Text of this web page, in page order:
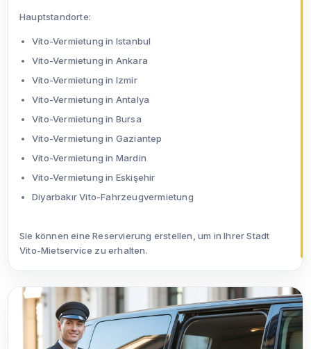
Hauptstandorte:
Vito-Vermietung in Istanbul
Vito-Vermietung in Ankara
Vito-Vermietung in Izmir
Vito-Vermietung in Antalya
Vito-Vermietung in Bursa
Vito-Vermietung in Gaziantep
Vito-Vermietung in Mardin
Vito-Vermietung in Eskişehir
Diyarbakır Vito-Fahrzeugvermietung
Sie können eine Reservierung erstellen, um in Ihrer Stadt
Vito-Mietservice zu erhalten.